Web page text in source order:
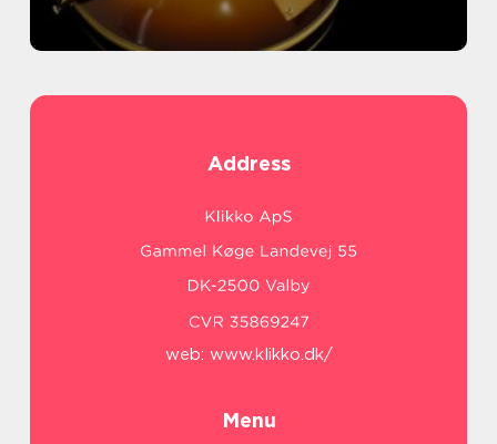
Address
web: www.klikko.dk/
Menu